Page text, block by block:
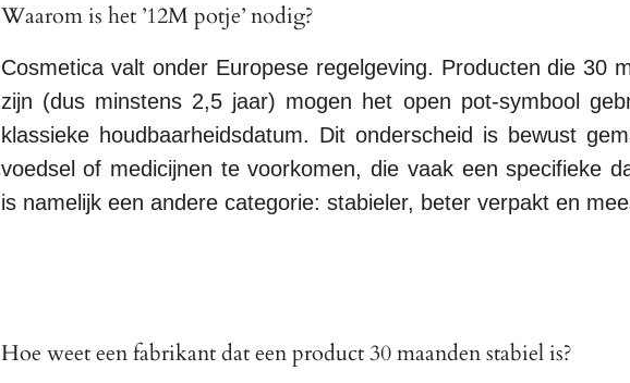
Waarom is het ’12M potje’ nodig?
Cosmetica valt onder Europese regelgeving. Producten die 30
zijn (dus minstens 2,5 jaar) mogen het open pot-symbool
klassieke houdbaarheidsdatum. Dit onderscheid is bewust
voedsel of medicijnen te voorkomen, die vaak een specifieke
is namelijk een andere categorie: stabieler, beter verpakt en
Hoe weet een fabrikant dat een product 30 maanden stabiel is?